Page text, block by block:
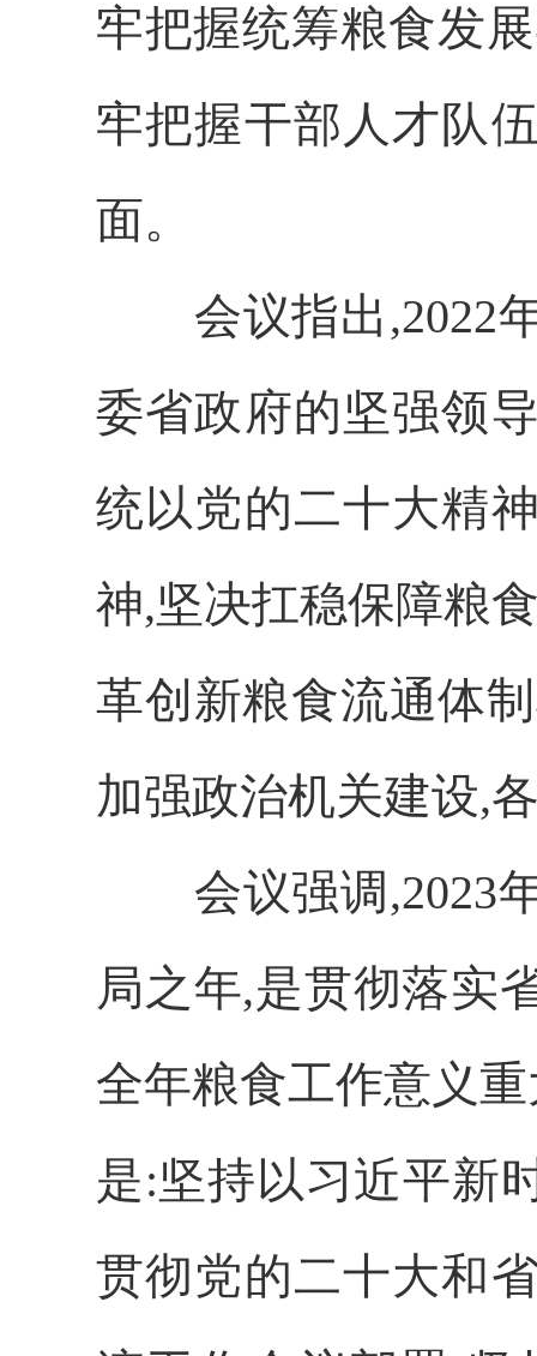
牢把握统筹粮食发
牢把握干部人才队
面。
会议指出,2022
委省政府的坚强领
统以党的二十大精
神,坚决扛稳保障粮
革创新粮食流通体
加强政治机关建设,
会议强调,2023
局之年,是贯彻落实
全年粮食工作意义
是:坚持以习近平新
贯彻党的二十大和